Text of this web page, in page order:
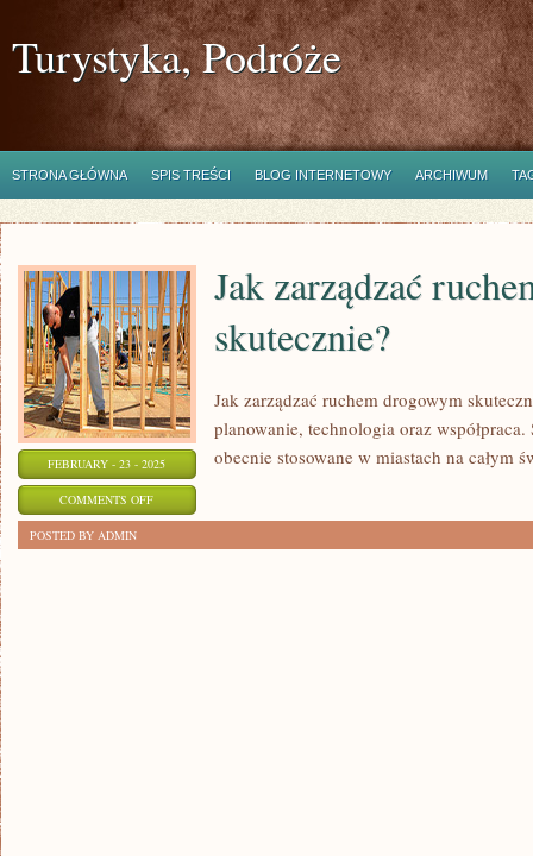
Turystyka, Podróże
STRONA GŁÓWNA SPIS TREŚCI BLOG INTERNETOWY ARCHIWUM
FEBRUARY - 23 - 2025
COMMENTS OFFON
Jak zarządzać
skutecznie?
Jak zarządzać ruchem drogowym
planowanie, technologia oraz
obecnie stosowane w miastach na całym
POSTED BY ADMIN